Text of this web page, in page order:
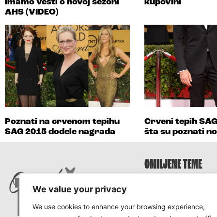
We value your privacy
We use cookies to enhance your browsing experience,
imamo vesti o novoj sezoni
AHS (VIDEO)
kupovini
Poznati na crvenom tepihu
SAG 2015 dodele nagrada
Crveni tepih
šta su poznati
OMILJENE TEME
Survivor Hrvatska